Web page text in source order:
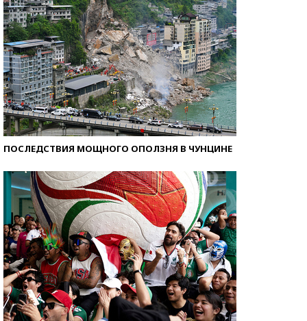
ПОСЛЕДСТВИЯ МОЩНОГО ОПОЛЗНЯ В ЧУНЦИНЕ